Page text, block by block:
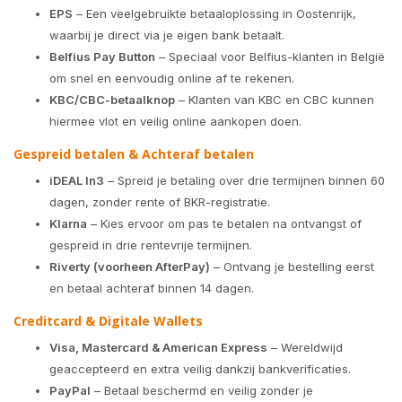
EPS – Een veelgebruikte betaaloplossing in Oostenrijk,
waarbij je direct via je eigen bank betaalt.
Belfius Pay Button – Speciaal voor Belfius-klanten in België
om snel en eenvoudig online af te rekenen.
KBC/CBC-betaalknop – Klanten van KBC en CBC kunnen
hiermee vlot en veilig online aankopen doen.
Gespreid betalen & Achteraf betalen
iDEAL In3 – Spreid je betaling over drie termijnen binnen 60
dagen, zonder rente of BKR-registratie.
Klarna – Kies ervoor om pas te betalen na ontvangst of
gespreid in drie rentevrije termijnen.
Riverty (voorheen AfterPay) – Ontvang je bestelling eerst
en betaal achteraf binnen 14 dagen.
Creditcard & Digitale Wallets
Visa, Mastercard & American Express – Wereldwijd
geaccepteerd en extra veilig dankzij bankverificaties.
PayPal – Betaal beschermd en veilig zonder je